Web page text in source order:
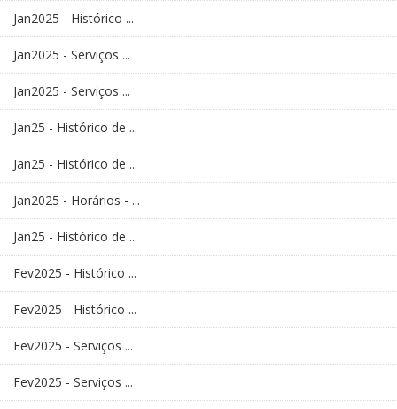
Jan2025 - Histórico ...
Jan2025 - Serviços ...
Jan2025 - Serviços ...
Jan25 - Histórico de ...
Jan25 - Histórico de ...
Jan2025 - Horários - ...
Jan25 - Histórico de ...
Fev2025 - Histórico ...
Fev2025 - Histórico ...
Fev2025 - Serviços ...
Fev2025 - Serviços ...